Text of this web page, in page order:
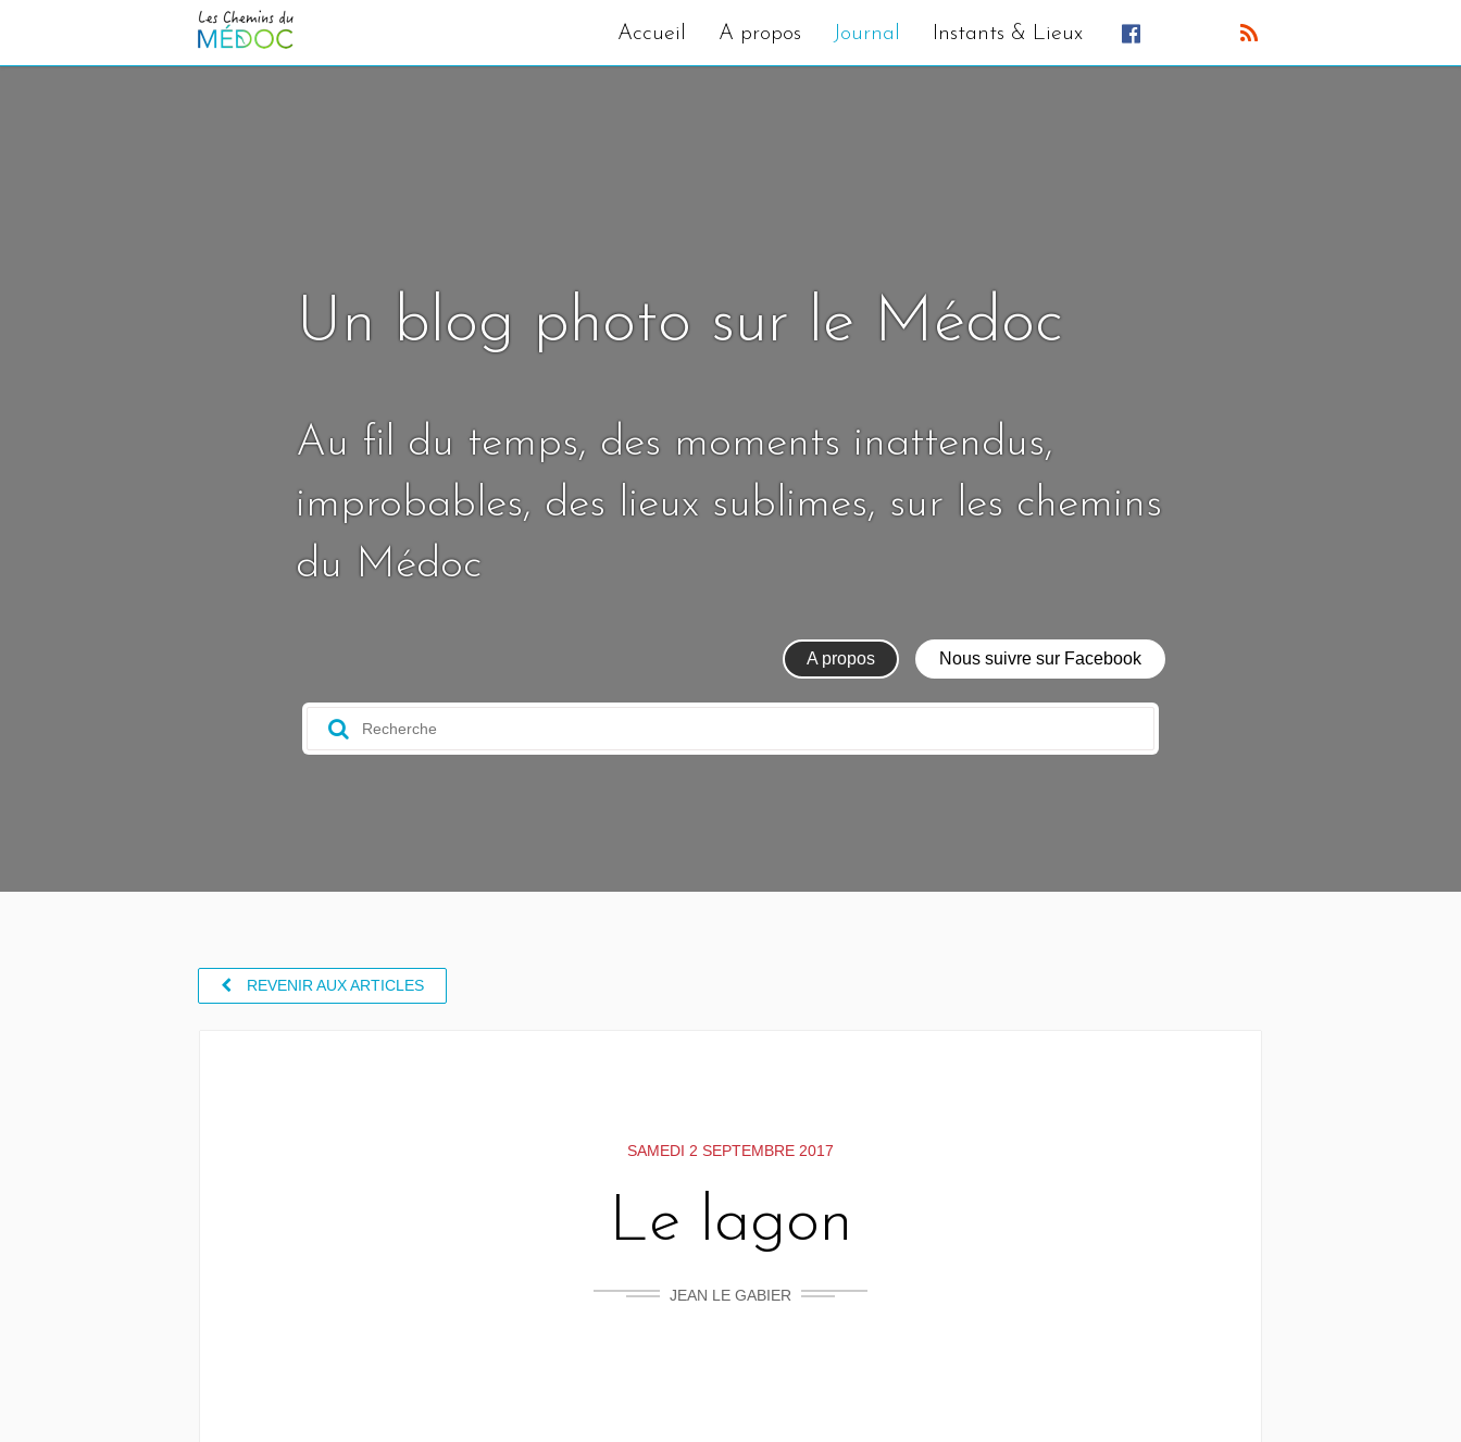
Accueil A propos Journal Instants & Lieux
Un blog photo sur le Médoc
Au fil du temps, des moments inattendus,
improbables, des lieux sublimes, sur les chemins
du Médoc
A propos Nous suivre sur Facebook
REVENIR AUX ARTICLES
SAMEDI 2 SEPTEMBRE 2017
Le lagon
JEAN LE GABIER